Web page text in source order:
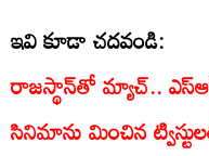
ఇవి కూడా చదవండి:
రాజస్థాన్‌తో మ్యాచ్..
సినిమాను మించిన